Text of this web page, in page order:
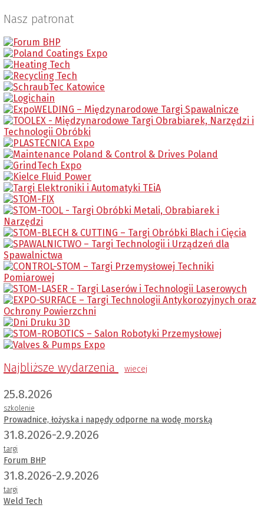
Nasz patronat
Najbliższe wydarzenia wiecej
25.8.2026
szkolenie
Prowadnice, łożyska i napędy odporne na wodę morską
31.8.2026-2.9.2026
targi
Forum BHP
31.8.2026-2.9.2026
targi
Weld Tech